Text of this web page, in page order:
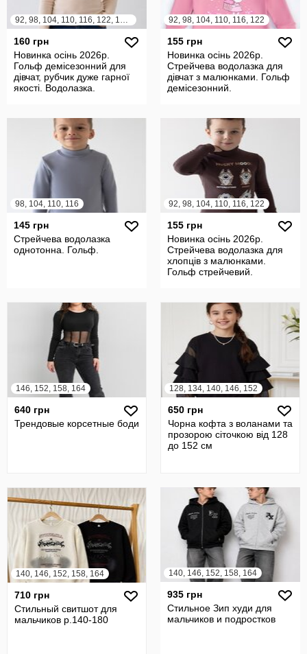
92, 98, 104, 110, 116, 122, 128, 134
160 грн
Новинка осінь 2026р.
Гольф демісезонний для
дівчат, рубчик дуже гарної
якості. Водолазка.
92, 98, 104, 110, 116, 122
155 грн
Новинка осінь 2026р.
Стрейчева водолазка для
дівчат з малюнками. Гольф
демісезонний.
98, 104, 110, 116
145 грн
Стрейчева водолазка
однотонна. Гольф.
92, 98, 104, 110, 116, 122
155 грн
Новинка осінь 2026р.
Стрейчева водолазка для
хлопців з малюнками.
Гольф стрейчевий.
146, 152, 158, 164
640 грн
Трендовые корсетные боди
128, 134, 140, 146, 152
650 грн
Чорна кофта з воланами та
прозорою сіточкою від 128
до 152 см
140, 146, 152, 158, 164
710 грн
Стильный свитшот для
мальчиков р.140-180
140, 146, 152, 158, 164
935 грн
Стильное Зип худи для
мальчиков и подростков